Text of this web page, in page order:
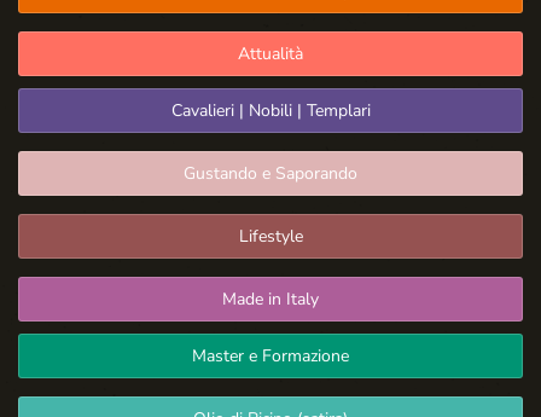
Attualità
Cavalieri | Nobili | Templari
Gustando e Saporando
Lifestyle
Made in Italy
Master e Formazione